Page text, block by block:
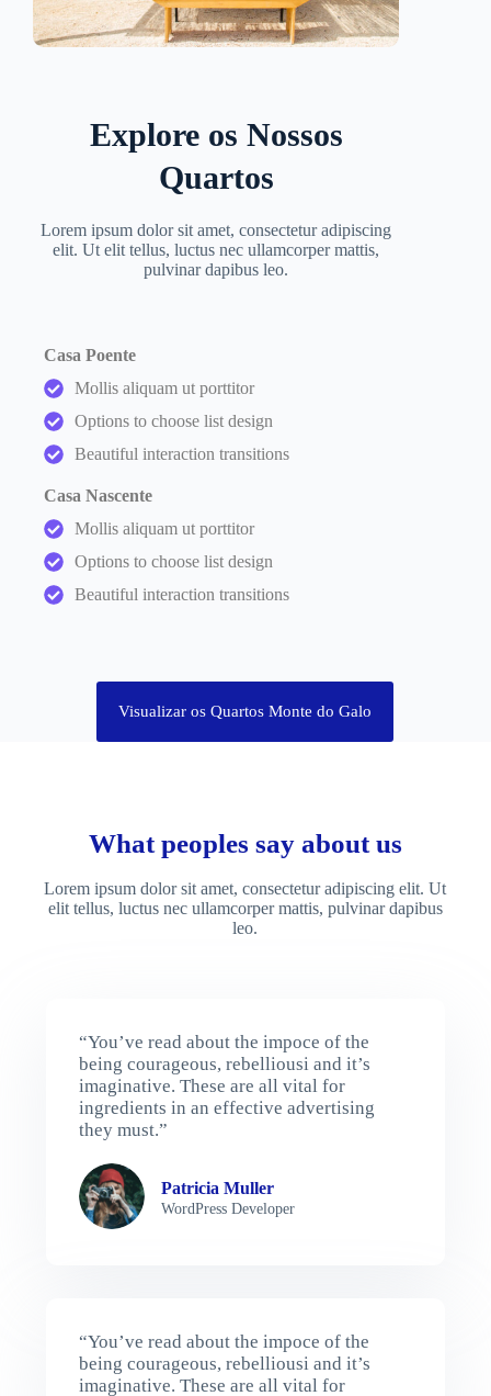
Explore os Nossos
Quartos
Lorem ipsum dolor sit amet, consectetur adipiscing
elit. Ut elit tellus, luctus nec ullamcorper mattis,
pulvinar dapibus leo.
Casa Poente
Mollis aliquam ut porttitor
Options to choose list design
Beautiful interaction transitions
Casa Nascente
Mollis aliquam ut porttitor
Options to choose list design
Beautiful interaction transitions
Visualizar os Quartos Monte do Galo
What peoples say about us
Lorem ipsum dolor sit amet, consectetur adipiscing elit. Ut
elit tellus, luctus nec ullamcorper mattis, pulvinar dapibus
leo.
“You’ve read about the impoce of the
being courageous, rebelliousi and it’s
imaginative. These are all vital for
ingredients in an effective advertising
they must.”
Patricia Muller
WordPress Developer
“You’ve read about the impoce of the
being courageous, rebelliousi and it’s
imaginative. These are all vital for